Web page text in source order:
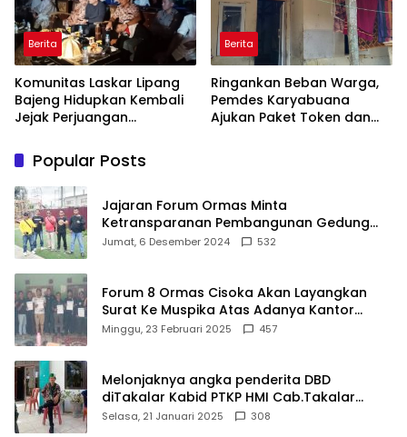
Berita
Komunitas Laskar Lipang
Bajeng Hidupkan Kembali
Jejak Perjuangan
Wabup Takalar: Apresiasi
Bahwa Sejarah Adalah
Warisan yang Tak Ternilai”.
Berita
Ringankan Beban Warga,
Pemdes Karyabuana
Ajukan Paket Token dan
Popular Posts
Jajaran Forum Ormas Minta
Ketransparanan Pembangunan Gedung
Damkar Di Kecamatan Cisoka
Jumat, 6 Desember 2024 532
Forum 8 Ormas Cisoka Akan Layangkan
Surat Ke Muspika Atas Adanya Kantor
Matel di Cisoka
Minggu, 23 Februari 2025 457
Melonjaknya angka penderita DBD
diTakalar Kabid PTKP HMI Cab.Takalar
angkat bicara
Selasa, 21 Januari 2025 308